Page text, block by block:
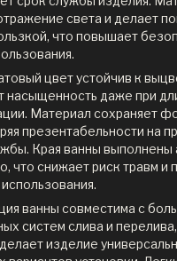
света и делает
что повышает
цвет устойчив к
насыщенность даже при
Материал сохраняет
презентабельности на
Края ванны выполнены
что снижает риск травм и
ванны совместима с
систем слива и
изделие